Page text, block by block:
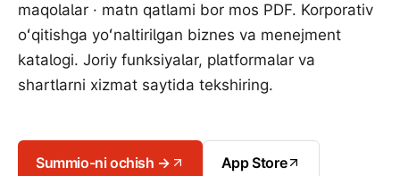
maqolalar · matn qatlami bor mos PDF. Korporativ
oʻqitishga yoʻnaltirilgan biznes va menejment
katalogi. Joriy funksiyalar, platformalar va
shartlarni xizmat saytida tekshiring.
Summio-ni ochish → App Store